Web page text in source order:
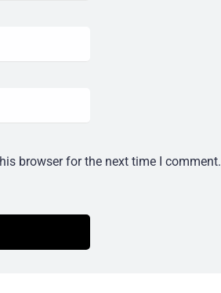
browser for the next time I comment.